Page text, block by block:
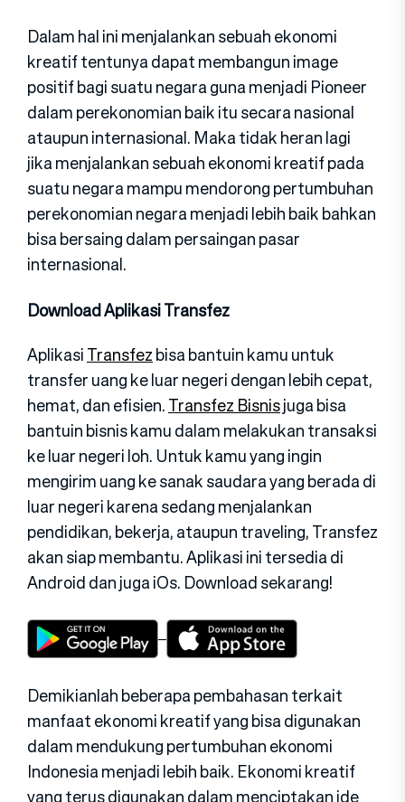
Dalam hal ini menjalankan sebuah ekonomi
kreatif tentunya dapat membangun image
positif bagi suatu negara guna menjadi Pioneer
dalam perekonomian baik itu secara nasional
ataupun internasional. Maka tidak heran lagi
jika menjalankan sebuah ekonomi kreatif pada
suatu negara mampu mendorong pertumbuhan
perekonomian negara menjadi lebih baik bahkan
bisa bersaing dalam persaingan pasar
internasional.
Download Aplikasi Transfez
AplikasiTransfezbisa bantuin kamu untuk
transfer uang ke luar negeri dengan lebih cepat,
hemat, dan efisien.Transfez Bisnisjuga bisa
bantuin bisnis kamu dalam melakukan transaksi
ke luar negeri loh. Untuk kamu yang ingin
mengirim uang ke sanak saudara yang berada di
luar negeri karena sedang menjalankan
pendidikan, bekerja, ataupun traveling, Transfez
akan siap membantu. Aplikasi ini tersedia di
Android dan juga iOs. Download sekarang!
Demikianlah beberapa pembahasan terkait
manfaat ekonomi kreatif yang bisa digunakan
dalam mendukung pertumbuhan ekonomi
Indonesia menjadi lebih baik. Ekonomi kreatif
yang terus digunakan dalam menciptakan ide